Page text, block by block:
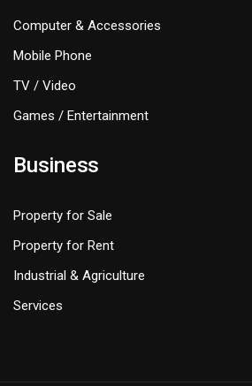
Computer & Accessories
Mobile Phone
TV / Video
Games / Entertainment
Business
Property for Sale
Property for Rent
Industrial & Agriculture
Services